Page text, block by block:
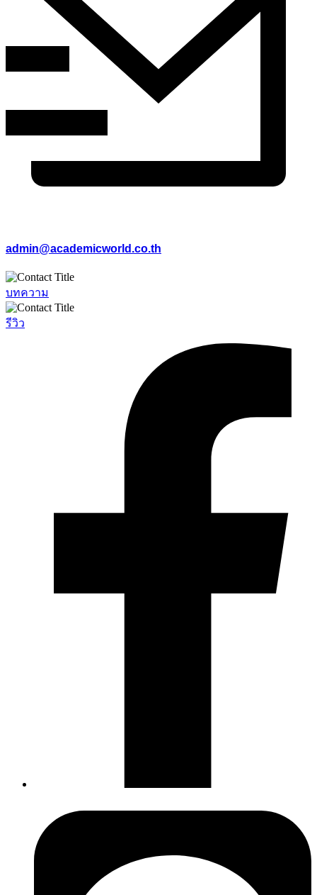
admin@academicworld.co.th
บทความ
รีวิว